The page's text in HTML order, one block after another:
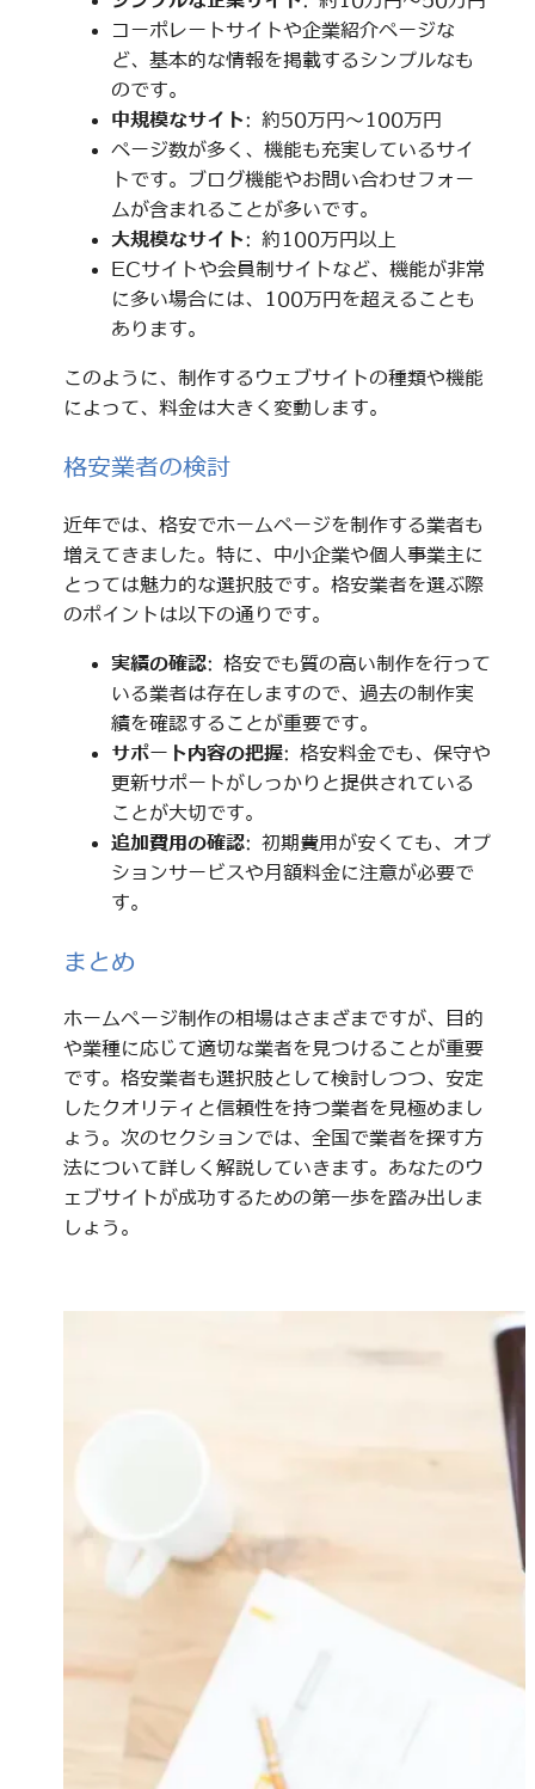
コーポレートサイトや企業紹介ページな
ど、基本的な情報を掲載するシンプルなも
のです。
中規模なサイト: 約50万円～100万円
ページ数が多く、機能も充実しているサイ
トです。ブログ機能やお問い合わせフォー
ムが含まれることが多いです。
大規模なサイト: 約100万円以上
ECサイトや会員制サイトなど、機能が非常
に多い場合には、100万円を超えることも
あります。
このように、制作するウェブサイトの種類や機能
によって、料金は大きく変動します。
格安業者の検討
近年では、格安でホームページを制作する業者も
増えてきました。特に、中小企業や個人事業主に
とっては魅力的な選択肢です。格安業者を選ぶ際
のポイントは以下の通りです。
実績の確認: 格安でも質の高い制作を行って
いる業者は存在しますので、過去の制作実
績を確認することが重要です。
サポート内容の把握: 格安料金でも、保守や
更新サポートがしっかりと提供されている
ことが大切です。
追加費用の確認: 初期費用が安くても、オプ
ションサービスや月額料金に注意が必要で
す。
まとめ
ホームページ制作の相場はさまざまですが、目的
や業種に応じて適切な業者を見つけることが重要
です。格安業者も選択肢として検討しつつ、安定
したクオリティと信頼性を持つ業者を見極めまし
ょう。次のセクションでは、全国で業者を探す方
法について詳しく解説していきます。あなたのウ
ェブサイトが成功するための第一歩を踏み出しま
しょう。